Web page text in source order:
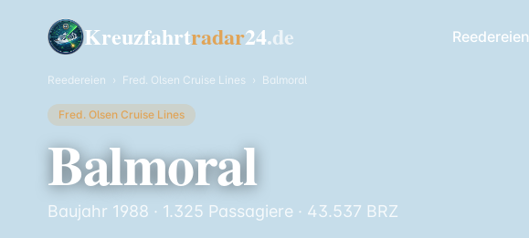
Kreuzfahrtradar24.de Reedereien
Reedereien › Fred. Olsen Cruise Lines › Balmoral
Fred. Olsen Cruise Lines
Balmoral
Baujahr 1988 · 1.325 Passagiere · 43.537 BRZ